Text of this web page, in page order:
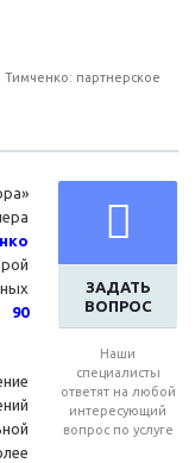
партнерское
ЗАДАТЬ
ВОПРОС
Наши
специалисты
ответят на любой
интересующий
вопрос по услуге
90